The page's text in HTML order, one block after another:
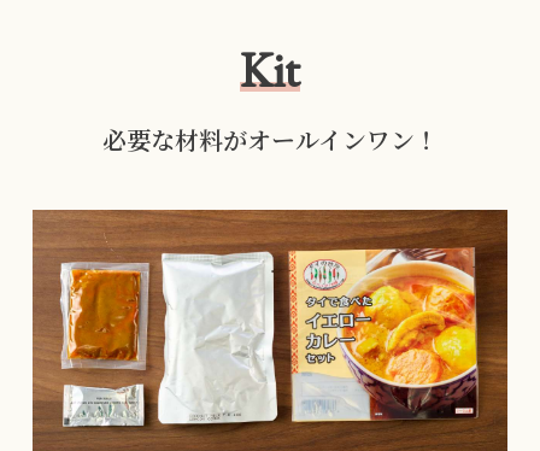
Kit
必要な材料がオールインワン！